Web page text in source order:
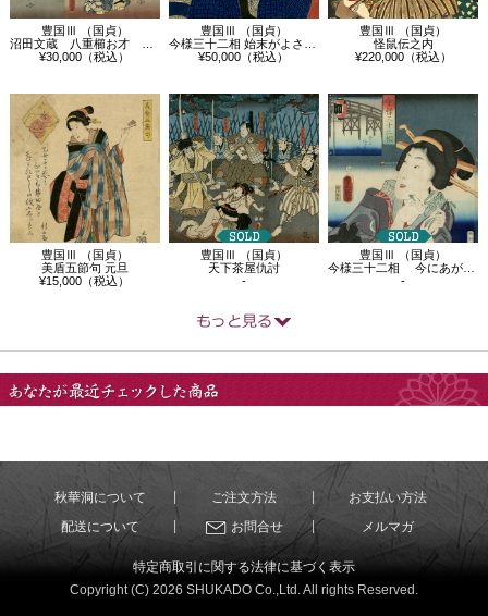
豊国Ⅲ （国貞）
沼田文蔵 八重櫛お才 若とう周助
¥30,000（税込）
豊国Ⅲ （国貞）
今様三十二相 始末がよさそう
¥50,000（税込）
豊国Ⅲ （国貞）
怪鼠伝之内
¥220,000（税込）
豊国Ⅲ （国貞）
美盾五節句 元旦
¥15,000（税込）
豊国Ⅲ （国貞）
天下茶屋仇討
-
豊国Ⅲ （国貞）
今様三十二相 今にあがり相
-
秋華洞について ご注文方法
お支払い方法
配送について
お問合せ メルマガ
特定商取引に関する法律に基づく表示
Copyright (C) 2026 SHUKADO Co.,Ltd. All rights Reserved.